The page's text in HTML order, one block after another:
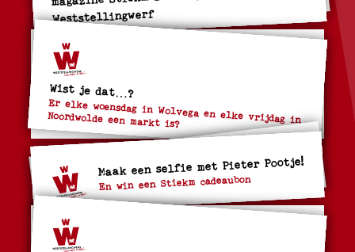
Weststellingwerf
Wist je dat…?
Er elke woensdag in Wolvega en elke vrijdag in
Noordwolde een markt is?
Maak een selfie met Pieter Pootje!
En win een Stiekm cadeaubon